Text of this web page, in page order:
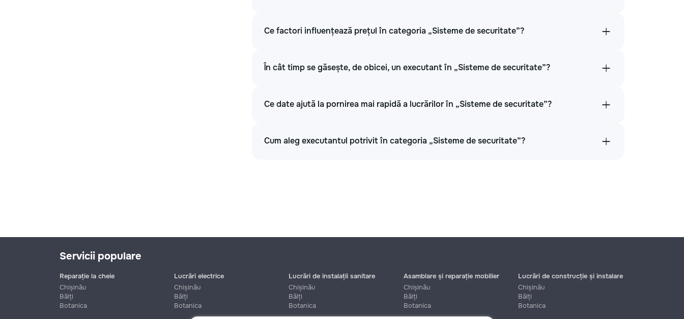
Ce factori influențează prețul în categoria „Sisteme de securitate”?
În cât timp se găsește, de obicei, un executant în „Sisteme de securitate”?
Ce date ajută la pornirea mai rapidă a lucrărilor în „Sisteme de securitate”?
Cum aleg executantul potrivit în categoria „Sisteme de securitate”?
Servicii populare
Reparație la cheie
Chișinău
Bălți
Botanica
Lucrări electrice
Chișinău
Bălți
Botanica
Lucrări de instalații sanitare
Chișinău
Bălți
Botanica
Asamblare și reparație mobilier
Chișinău
Bălți
Botanica
Lucrări de construcție și instalare
Chișinău
Bălți
Botanica